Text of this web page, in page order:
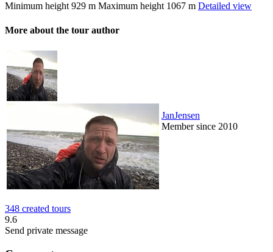
Minimum height 929 m Maximum height 1067 m Detailed view
More about the tour author
JanJensen
Member since 2010
348 created tours
9.6
Send private message